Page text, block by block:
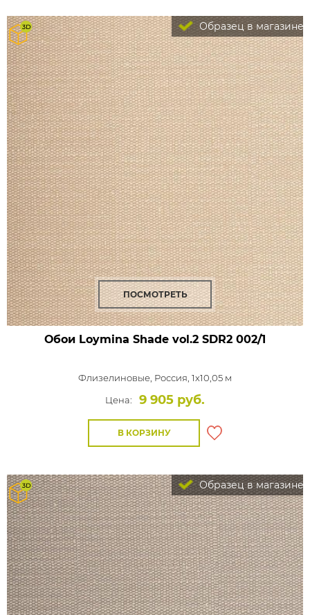
Образец в магазине
ПОСМОТРЕТЬ
Обои Loymina Shade vol.2 SDR2 002/1
Флизелиновые, Россия, 1x10,05 м
Цена:
9 905 руб.
В КОРЗИНУ
Образец в магазине